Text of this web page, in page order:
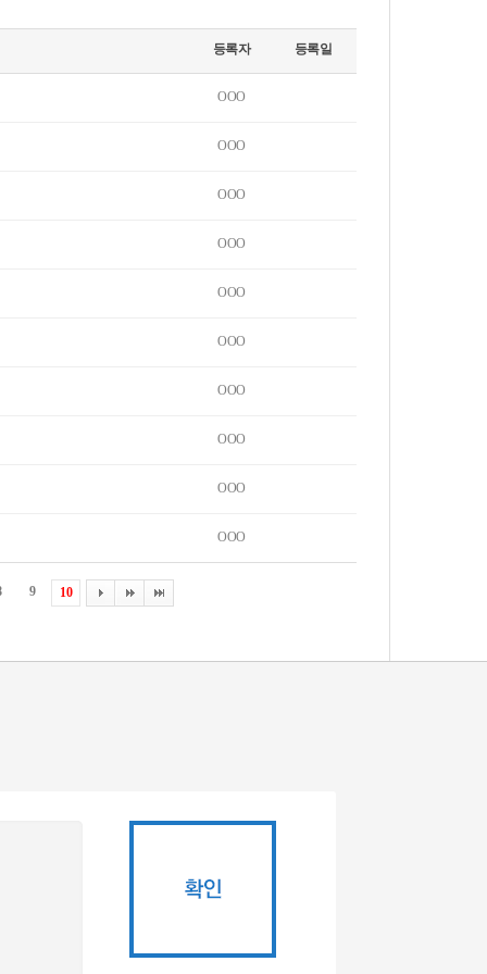
등록자 등록일
OOO
OOO
OOO
OOO
OOO
OOO
OOO
OOO
OOO
OOO
9 10